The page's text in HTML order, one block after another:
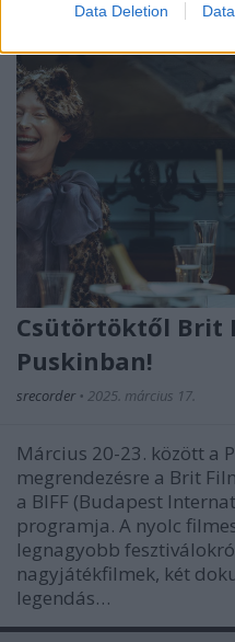
Data Deletion
Csütörtöktől Brit
Puskinban!
srecorder • 2025. március 17.
Március 20-23. között a
megrendezésre a Brit
a BIFF (Budapest
programja. A nyolc
legnagyobb
nagyjátékfilmek, két
legendás…